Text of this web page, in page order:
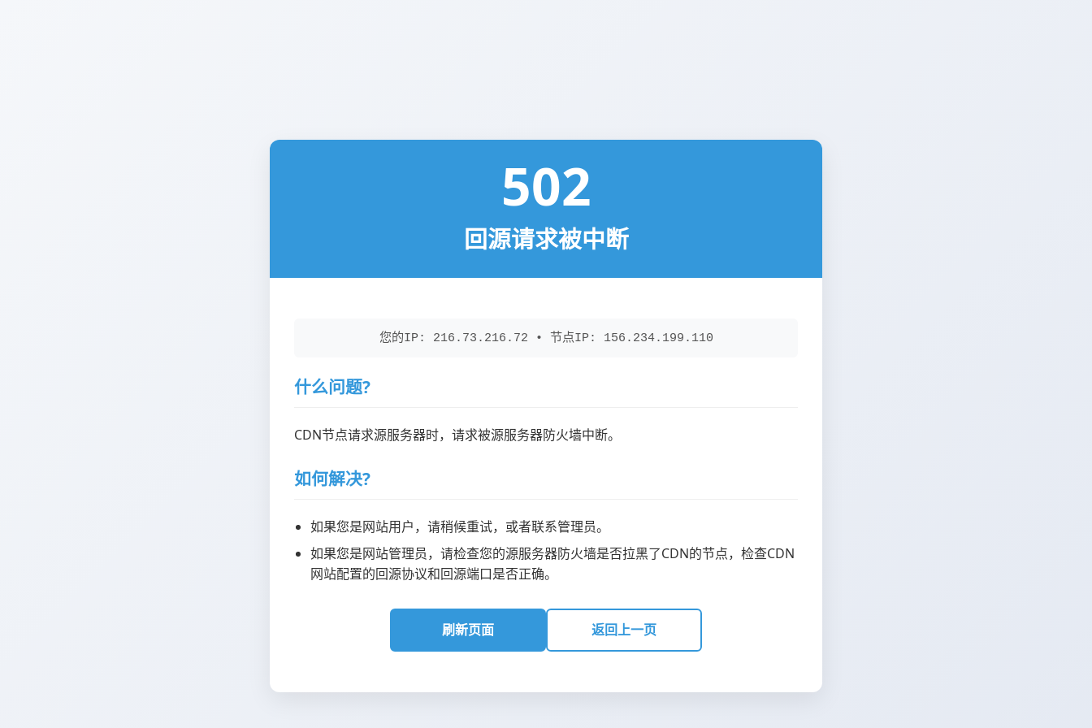
502
回源请求被中断
您的IP: 216.73.216.72 • 节点IP: 156.234.199.110
什么问题?
CDN节点请求源服务器时，请求被源服务器防火墙中断。
如何解决?
如果您是网站用户，请稍候重试，或者联系管理员。
如果您是网站管理员，请检查您的源服务器防火墙是否拉黑了CDN的节点，检查CDN
网站配置的回源协议和回源端口是否正确。
刷新页面 返回上一页